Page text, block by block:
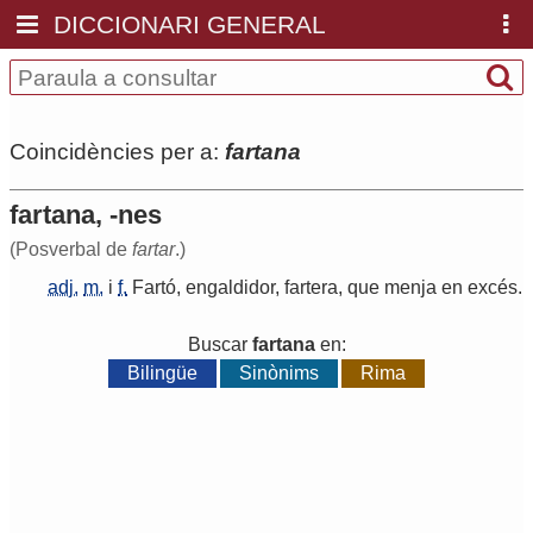
DICCIONARI GENERAL
Coincidències per a: fartana
fartana, -nes
(Posverbal de fartar.)
adj. m. i f. Fartó, engaldidor, fartera, que menja en excés.
Buscar fartanaen:
Bilingüe
Sinònims Rima